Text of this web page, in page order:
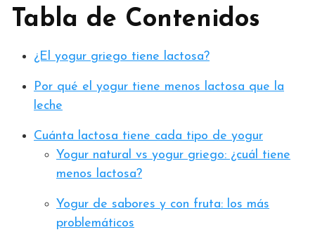
Tabla de Contenidos
¿El yogur griego tiene lactosa?
Por qué el yogur tiene menos lactosa que la
leche
Cuánta lactosa tiene cada tipo de yogur
Yogur natural vs yogur griego: ¿cuál tiene
menos lactosa?
Yogur de sabores y con fruta: los más
problemáticos